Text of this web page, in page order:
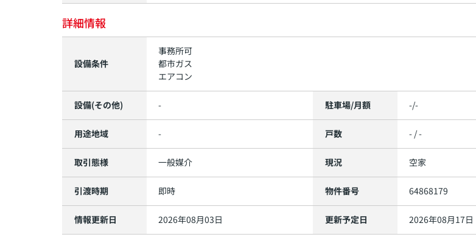
詳細情報
設備条件
事務所可
都市ガス
エアコン
設備(その他) - 駐車場/月額 -/-
用途地域 - 戸数 - / -
取引態様 一般媒介 現況 空家
引渡時期 即時 物件番号 64868179
情報更新日 2026年08月03日 更新予定日 2026年08月17日